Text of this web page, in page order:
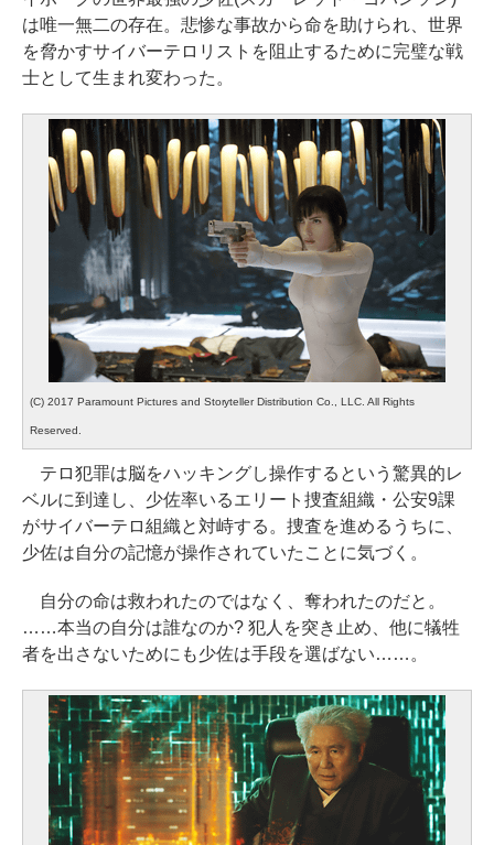
は唯一無二の存在。悲惨な事故から命を助けられ、世界
を脅かすサイバーテロリストを阻止するために完璧な戦
士として生まれ変わった。
(C) 2017 Paramount Pictures and Storyteller Distribution Co., LLC. All Rights
Reserved.
テロ犯罪は脳をハッキングし操作するという驚異的レ
ベルに到達し、少佐率いるエリート捜査組織・公安9課
がサイバーテロ組織と対峙する。捜査を進めるうちに、
少佐は自分の記憶が操作されていたことに気づく。
自分の命は救われたのではなく、奪われたのだと。
……本当の自分は誰なのか? 犯人を突き止め、他に犠牲
者を出さないためにも少佐は手段を選ばない……。